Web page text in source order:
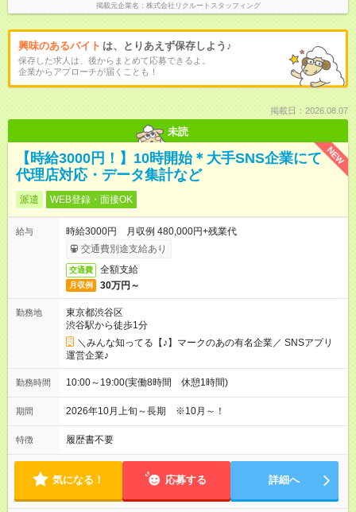
掲載元企業名 株式会社リクルートスタッフィング
興味のあるバイト は、とりあえず保存しよう♪
保存した求人は、後からまとめて応募できるよ。
企業からアプローチが届くことも！
掲載日：2026.08.07
未読
NEW
【時給3000円！】10時開始＊大手SNS企業にて
代理店対応・データ集計など
派遣 WEB登録・面接OK
給与
時給3000円 月収例 480,000円+残業代
交通費別途支給あり
交通費 全額支給
月収例 30万円～
勤務地
東京都渋谷区
渋谷駅から徒歩1分
＼みんな知ってる【♪】マークのあの有名企業／ SNSアプリ
運営企業♪
勤務時間 10:00～19:00(実働8時間 休憩1時間)
期間 2026年10月上旬～長期 ※10月～！
特徴 履歴書不要
気になる！ 応募する 詳細へ